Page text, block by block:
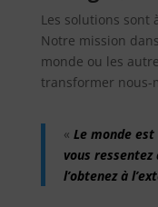
Les solutions sont
Notre mission
monde ou les
transformer nous-
« Le monde
vous ressentez
l’obtenez à